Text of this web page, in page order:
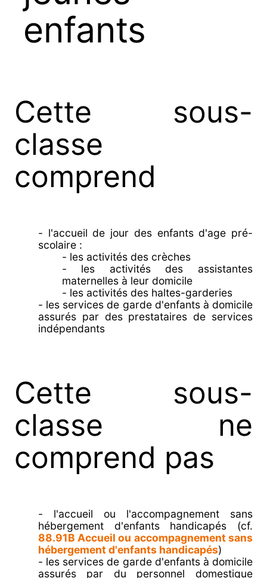
enfants
Cette sous-
classe
comprend
- l'accueil de jour des enfants d'age pré-
scolaire :
- les activités des crèches
- les activités des assistantes
maternelles à leur domicile
- les activités des haltes-garderies
- les services de garde d'enfants à domicile
assurés par des prestataires de services
indépendants
Cette sous-
classe ne
comprend pas
- l'accueil ou l'accompagnement sans
hébergement d'enfants handicapés (cf.
88.91B Accueil ou accompagnement sans
hébergement d'enfants handicapés)
- les services de garde d'enfants à domicile
assurés par du personnel domestique